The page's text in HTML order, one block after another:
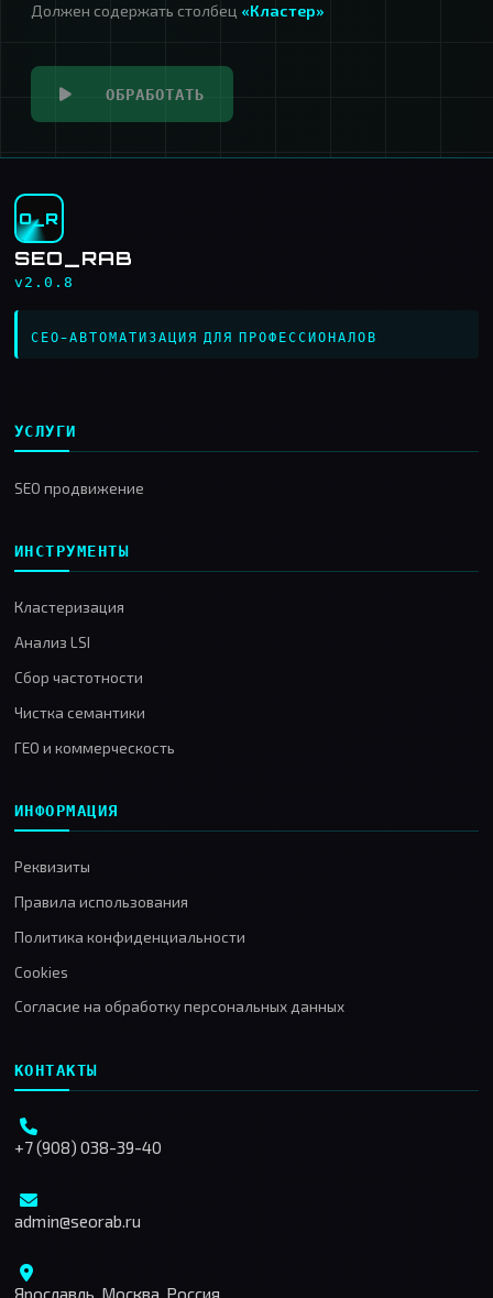
Должен содержать столбец «Кластер»
ОБРАБОТАТЬ
O_R
SEO_RAB
v2.0.8
СЕО-АВТОМАТИЗАЦИЯ ДЛЯ ПРОФЕССИОНАЛОВ
УСЛУГИ
SEO продвижение
ИНСТРУМЕНТЫ
Кластеризация
Анализ LSI
Сбор частотности
Чистка семантики
ГЕО и коммерческость
ИНФОРМАЦИЯ
Реквизиты
Правила использования
Политика конфиденциальности
Cookies
Согласие на обработку персональных данных
КОНТАКТЫ
+7 (908) 038-39-40
admin@seorab.ru